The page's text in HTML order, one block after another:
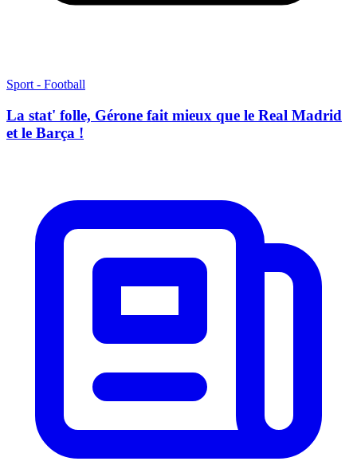
Sport - Football
La stat' folle, Gérone fait mieux que le Real Madrid
et le Barça !